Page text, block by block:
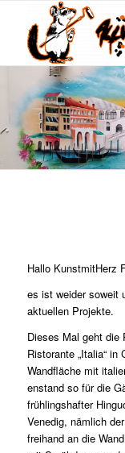
Hallo KunstmitHerz
es ist weider soweit
aktuellen Projekte.
Dieses Mal geht die
Ristorante „Italia“ in
Wandfläche mit
enstand so für die
frühlingshafter
Venedig, nämlich
freihand an die